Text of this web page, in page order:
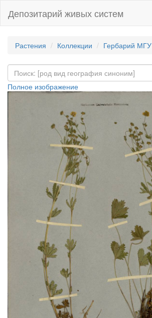
Депозитарий живых систем
Растения Коллекции Гербарий МГУ
Полное изображение